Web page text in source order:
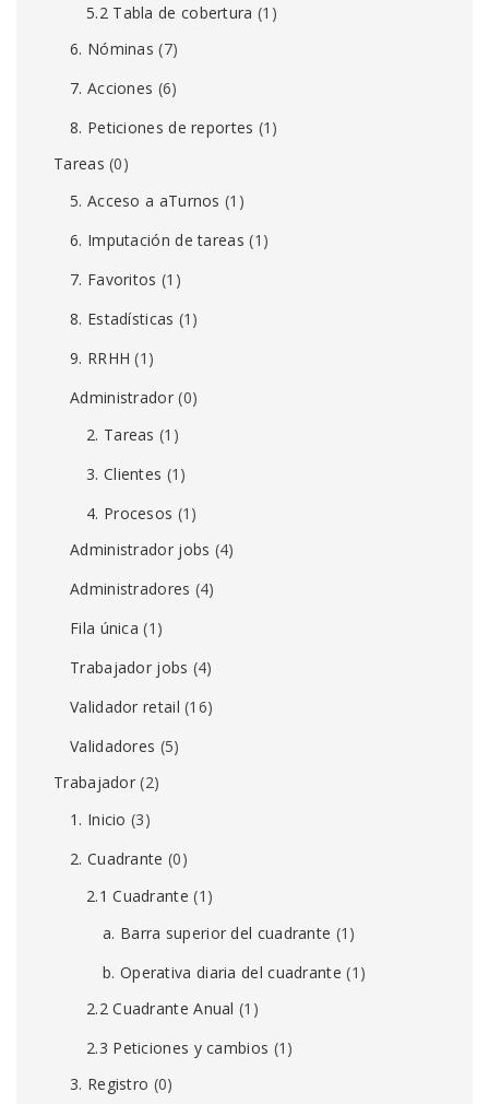
5.2 Tabla de cobertura (1)
6. Nóminas (7)
7. Acciones (6)
8. Peticiones de reportes (1)
Tareas (0)
5. Acceso a aTurnos (1)
6. Imputación de tareas (1)
7. Favoritos (1)
8. Estadísticas (1)
9. RRHH (1)
Administrador(0)
2. Tareas (1)
3. Clientes (1)
4. Procesos (1)
Administrador jobs (4)
Administradores (4)
Fila única (1)
Trabajador jobs (4)
Validador retail (16)
Validadores (5)
Trabajador (2)
1. Inicio (3)
2. Cuadrante (0)
2.1 Cuadrante (1)
a. Barra superior del cuadrante (1)
b. Operativa diaria del cuadrante (1)
2.2 Cuadrante Anual (1)
2.3 Peticiones y cambios (1)
3. Registro (0)